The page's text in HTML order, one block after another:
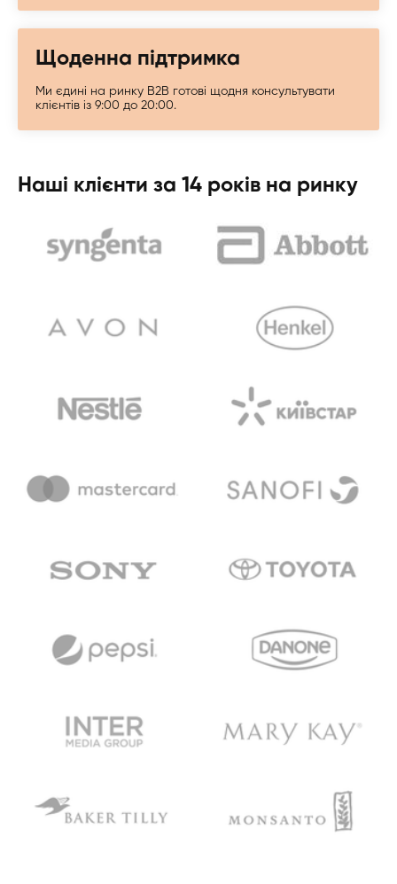
Щоденна підтримка
Ми єдині на ринку B2B готові щодня консультувати
клієнтів із 9:00 до 20:00.
Наші клієнти за 14 років на ринку